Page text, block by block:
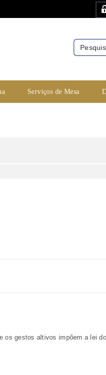
Serviços de Mesa
os gestos altivos impõem a lei